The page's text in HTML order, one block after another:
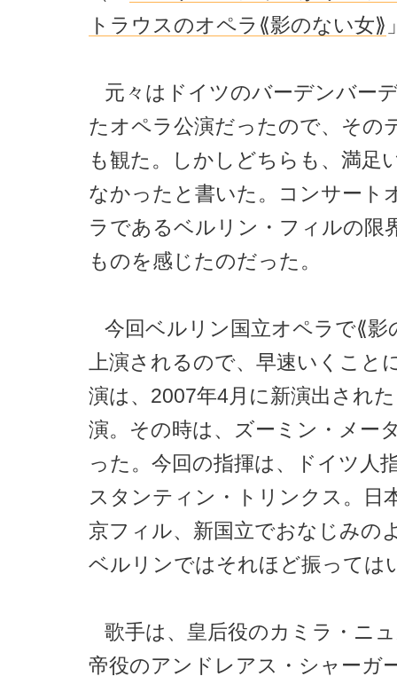
トラウスのオペラ⟪影のない女⟫
元々はドイツのバーデンバー
たオペラ公演だったので、その
も観た。しかしどちらも、満足
なかったと書いた。コンサート
ラであるベルリン・フィルの限
ものを感じたのだった。
今回ベルリン国立オペラで⟪影
上演されるので、早速いくこと
演は、2007年4月に新演出され
演。その時は、ズーミン・メー
った。今回の指揮は、ドイツ人
スタンティン・トリンクス。日
京フィル、新国立でおなじみの
ベルリンではそれほど振っては
歌手は、皇后役のカミラ・ニ
帝役のアンドレアス・シャーガ